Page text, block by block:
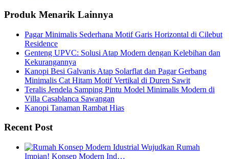
Produk Menarik Lainnya
Pagar Minimalis Sederhana Motif Garis Horizontal di Cilebut
Residence
Genteng UPVC: Solusi Atap Modern dengan Kelebihan dan
Kekurangannya
Kanopi Besi Galvanis Atap Solarflat dan Pagar Gerbang
Minimalis Cat Hitam Motif Vertikal di Duren Sawit
Teralis Jendela Samping Pintu Model Minimalis Modern di
Villa Casablanca Sawangan
Kanopi Tanaman Rambat Hias
Recent Post
Wujudkan Rumah
Impian! Konsep Modern Ind…